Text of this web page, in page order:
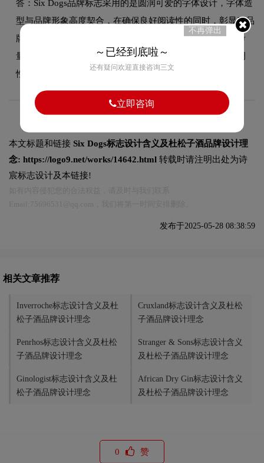
答：Six Dogs品牌标志采用的是圆润可爱的字体设计，字体造
型与品牌形象高度契合，在确保良好阅读性的同时，彰显了品
牌的图形设计风格。字体的结构、粗细及间距都经过精心考
量，使整体标志在不同尺寸和场景下均能保持一致的品牌调
性。
本文标题和链接 Six Dogs标志设计含义及杜松子酒品牌设计理
念: https://logo9.net/works/14642.html 转载时请注明出处为诗
宸标志设计及本链接!
发布于2025-05-28 08:38:59
相关文章推荐
Inverroche标志设计含义及杜
松子酒品牌设计理念
Cruxland标志设计含义及杜松
子酒品牌设计理念
Penrhos标志设计含义及杜松
子酒品牌设计理念
Stranger & Sons标志设计含义
及杜松子酒品牌设计理念
Ginologist标志设计含义及杜
松子酒品牌设计理念
African Dry Gin标志设计含义
及杜松子酒品牌设计理念
0 赞
不再弹出
～已经到底啦～
还有疑问欢迎直接咨询三文
立即咨询